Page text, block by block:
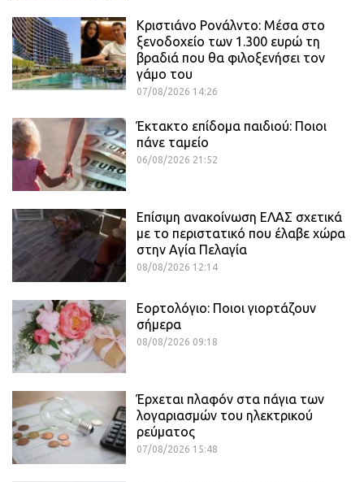
Κριστιάνο Ρονάλντο: Μέσα στο
ξενοδοχείο των 1.300 ευρώ τη
βραδιά που θα φιλοξενήσει τον
γάμο του
07/08/2026 14:26
Έκτακτο επίδομα παιδιού: Ποιοι
πάνε ταμείο
06/08/2026 21:52
Επίσιμη ανακοίνωση ΕΛΑΣ σχετικά
με το περιστατικό που έλαβε χώρα
στην Αγία Πελαγία
08/08/2026 12:14
Εορτολόγιο: Ποιοι γιορτάζουν
σήμερα
08/08/2026 09:18
Έρχεται πλαφόν στα πάγια των
λογαριασμών του ηλεκτρικού
ρεύματος
07/08/2026 15:48